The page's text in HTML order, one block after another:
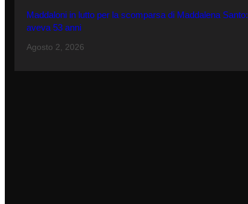
Maddaloni in lutto per la scomparsa di Maddalena Santo:
aveva 53 anni
Agosto 2, 2026